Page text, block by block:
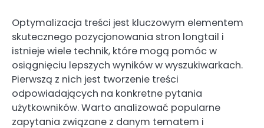
Optymalizacja treści jest kluczowym elementem
skutecznego pozycjonowania stron longtail i
istnieje wiele technik, które mogą pomóc w
osiągnięciu lepszych wyników w wyszukiwarkach.
Pierwszą z nich jest tworzenie treści
odpowiadających na konkretne pytania
użytkowników. Warto analizować popularne
zapytania związane z danym tematem i